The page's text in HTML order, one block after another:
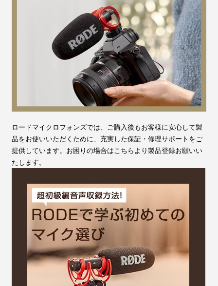
ロードマイクロフォンズでは、ご購入後もお客様に安心して製
品をお使いいただくために、充実した保証・修理サポートをご
提供しています。お困りの場合はこちらより製品登録お願いい
たします。